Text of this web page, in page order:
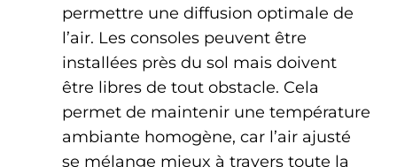
permettre une diffusion optimale de
l’air. Les consoles peuvent être
installées près du sol mais doivent
être libres de tout obstacle. Cela
permet de maintenir une température
ambiante homogène, car l’air ajusté
se mélange mieux à travers toute la